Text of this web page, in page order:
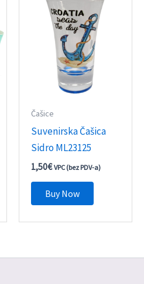
Čašice
Suvenirska Čašica
Sidro ML23125
1,50€ VPC (bez PDV-a)
Buy Now